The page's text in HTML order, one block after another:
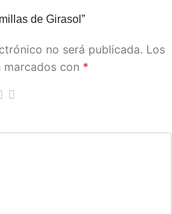
de Girasol”
no será publicada. Los
con *